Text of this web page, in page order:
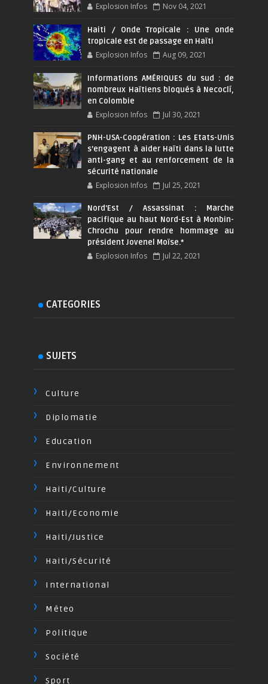
Explosion Infos Nov 04, 2021
Haiti / Onde Tropicale : Une onde
tropicale est de passage en Haïti
Explosion Infos Aug 09, 2021
Informations AMÉRIQUES du sud : de
nombreux Haïtiens bloqués à Necoclí,
en Colombie
Explosion Infos Jul 30, 2021
PNH-USA-Coopération : Les Etats-Unis
s’engagent à aider Haïti dans la lutte
anti-gang et au renforcement de la
sécurité nationale
Explosion Infos Jul 25, 2021
Nord'Est / Assassinat : Marche
pacifique au haut Nord-Est à Monbin-
Chrochu pour rendre hommage au
président Jovenel Moïse.*
Explosion Infos Jul 22, 2021
CATEGORIES
SUJETS
Culture
Diplomatie
Education
Environnement
Haiti/Culture
Haiti/Economie
Haiti/Justice
Haiti/Sécurité
International
Méteo
Politique
Société
Sport